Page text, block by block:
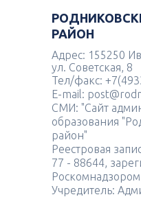
РАЙОН
Адрес: 155250
ул. Советская, 8
Тел/факс:
E-mail:
СМИ: "Сайт
образования
район"
Реестровая
77 - 88644,
Роскомнадзором
Учредитель: